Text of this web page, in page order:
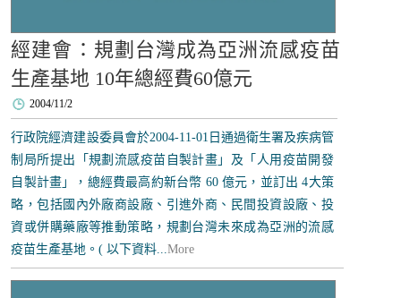
經建會：規劃台灣成為亞洲流感疫苗
生產基地 10年總經費60億元
2004/11/2
行政院經濟建設委員會於2004-11-01日通過衛生署及疾病管
制局所提出「規劃流感疫苗自製計畫」及「人用疫苗開發
自製計畫」，總經費最高約新台幣 60 億元，並訂出 4大策
略，包括國內外廠商設廠、引進外商、民間投資設廠、投
資或併購藥廠等推動策略，規劃台灣未來成為亞洲的流感
疫苗生產基地。( 以下資料...More